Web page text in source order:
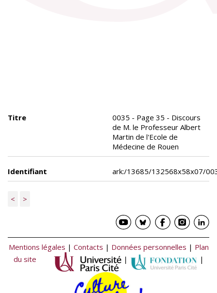
Titre
0035 - Page 35 - Discours
de M. le Professeur Albert
Martin de l'Ecole de
Médecine de Rouen
Identifiant ark:/13685/132568x58x07/
< >
Mentions légales | Contacts | Données personnelles | Plan
du site
| |